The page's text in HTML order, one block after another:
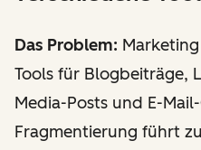
Das Problem:
Tools für Blogbeiträge,
Media-Posts und E-
Fragmentierung führt